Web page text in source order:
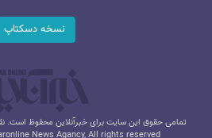
نسخه دسکتاپ
تمامی حقوق این سایت برای خبرآنلاین محفوظ است.
News Agancy, All rights reserved